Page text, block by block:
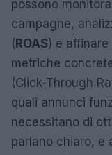
possono
campagne,
( ROAS) e
metriche
(Click-Through
quali annunci
necessitano di
parlano chiaro, e